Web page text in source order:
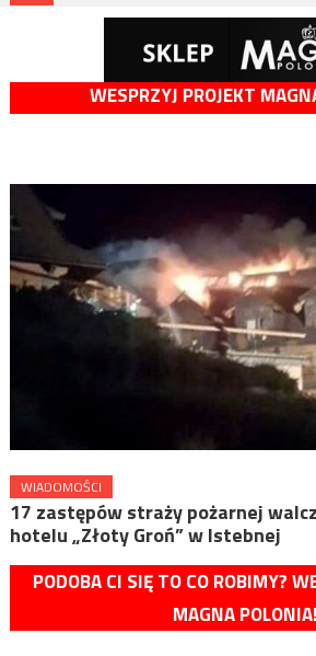
WESPRZYJ PROJEKT
WIADOMOŚCI
17 zastępów straży pożarnej
hotelu „Złoty Groń” w Istebnej
PODOBA CI SIĘ TO CO ROBIMY?
MAGNA POLONIA!